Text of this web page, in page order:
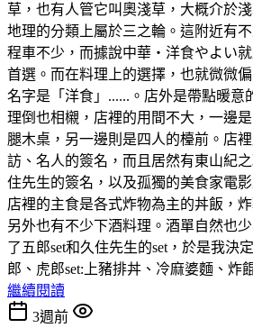
草，也有人管它叫奧淺草，大概介於
地理的分類上屬於三之輪。這附近有
程車不少，而據說中華・洋食やよい
首選。而在料理上的選擇，也就微微
名字是「洋食」......。店外是帶點暖意
理倒也相櫬，店裡的用間不大，一邊
腿木桌，另一邊則是四人的檯前。店
訪、名人的簽名，而且居然有東山紀
住先生的簽名，以及孤獨的美食家電影
店裡的主食是各式炸物為主的丼飯，
另外也有不少下酒料理。酒單自然也
了五郎set和久住先生的set，於是我決
郎、虎郎set:上豬排丼、冷麻婆麵、炸
繼續閱讀
3週前